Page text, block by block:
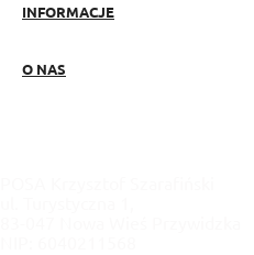
INFORMACJE
O NAS